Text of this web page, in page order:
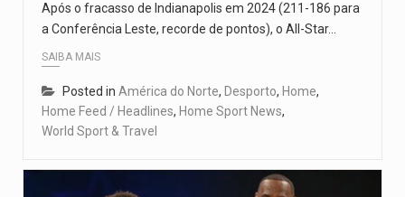
Após o fracasso de Indianapolis em 2024 (211-186 para
a Conferência Leste, recorde de pontos), o All-Star…
SAIBA MAIS
Posted in América do Norte, Desporto, Home,
Home Feed / Headlines, Home Sport News,
World Sport & Travel